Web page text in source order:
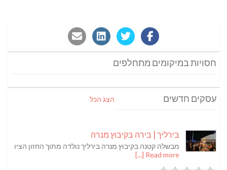
חסויות במיקומים מתחלפים
עסקים חדשים הצג הכל
בירליך | בירה בקיבוץ מנרה
מבשלה קטנה בקיבוץ מנרה בירליך נולדה מתוך החזון הציו
Read more [...]